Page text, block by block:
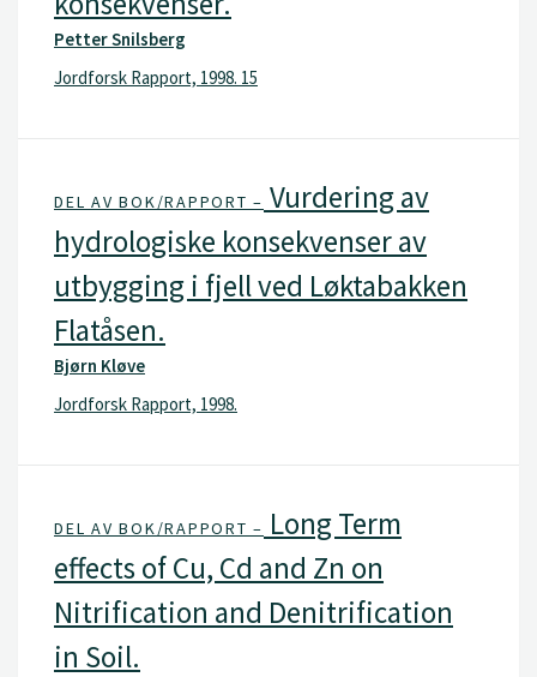
Petter Snilsberg
Jordforsk Rapport, 1998. 15
DEL AV BOK/RAPPORT – Vurdering av
hydrologiske konsekvenser av
utbygging i fjell ved Løktabakken
Flatåsen.
Bjørn Kløve
Jordforsk Rapport, 1998.
DEL AV BOK/RAPPORT – Long Term
effects of Cu, Cd and Zn on
Nitrification and Denitrification
in Soil.